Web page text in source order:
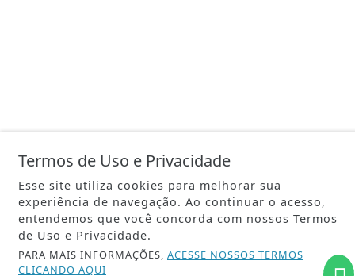
Termos de Uso e Privacidade
Esse site utiliza cookies para melhorar sua
experiência de navegação. Ao continuar o acesso,
entendemos que você concorda com nossos Termos
de Uso e Privacidade.
PARA MAIS INFORMAÇÕES, ACESSE NOSSOS TERMOS
CLICANDO AQUI